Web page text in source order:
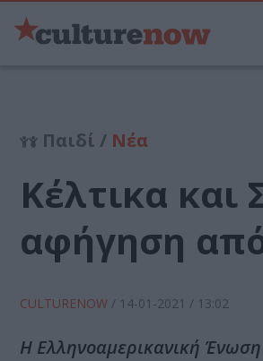
Παιδί / Νέα
Κέλτικα και
αφήγηση
CULTURENOW / 14-01-2021 / 13:02
Η Ελληνοαμερικανική